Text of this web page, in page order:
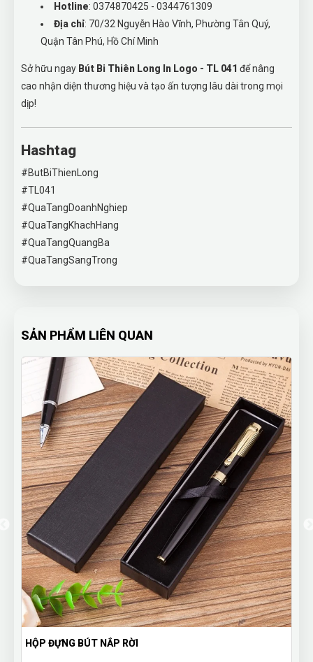
Hotline: 0374870425 - 0344761309
Địa chỉ: 70/32 Nguyễn Hào Vĩnh, Phường Tân Quý,
Quận Tân Phú, Hồ Chí Minh
Sở hữu ngay Bút Bi Thiên Long In Logo - TL 041 để nâng
cao nhận diện thương hiệu và tạo ấn tượng lâu dài trong mọi
dịp!
Hashtag
#ButBiThienLong
#TL041
#QuaTangDoanhNghiep
#QuaTangKhachHang
#QuaTangQuangBa
#QuaTangSangTrong
SẢN PHẨM LIÊN QUAN